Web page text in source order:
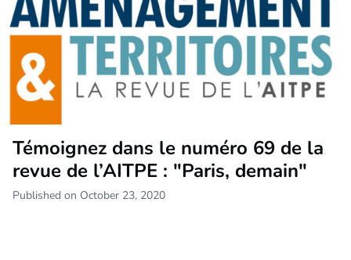
Témoignez dans le numéro 69 de la
revue de l’AITPE : "Paris, demain"
Published on October 23, 2020